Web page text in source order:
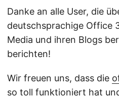
Danke an alle User, die
deutschsprachige Office
Media und ihren Blogs
berichten!
Wir freuen uns, dass die
so toll funktioniert hat